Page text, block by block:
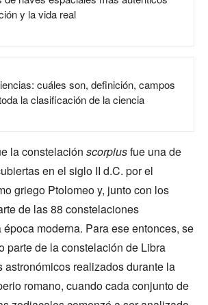
y la vida real
cuáles son, definición, campos
la clasificación de la ciencia
la constelación scorpiusfue una de
en el siglo II d.C. por el
griego Ptolomeo y, junto con los
de las 88 constelaciones
moderna. Para ese entonces, se
parte de la constelación de Libra
astronómicos realizados durante la
romano, cuando cada conjunto de